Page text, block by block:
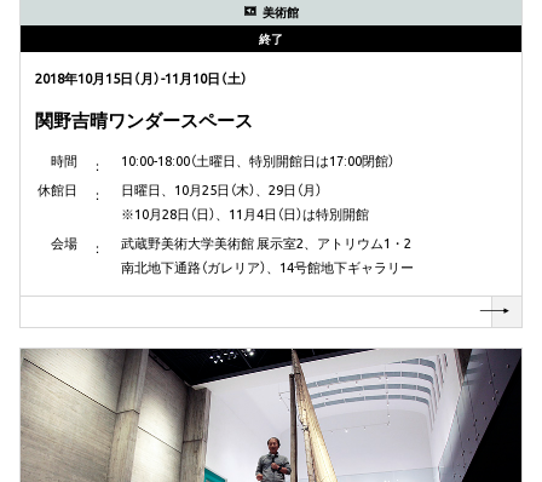
美術館
終了
2018年10月15日（月）-11月10日（土）
関野吉晴ワンダースペース
時間
10:00-18:00（土曜日、特別開館日は17:00閉館）
休館日
日曜日、10月25日（木）、29日（月）
※10月28日（日）、11月4日（日）は特別開館
会場
武蔵野美術大学美術館 展示室2、アトリウム1・2
南北地下通路（ガレリア）、14号館地下ギャラリー